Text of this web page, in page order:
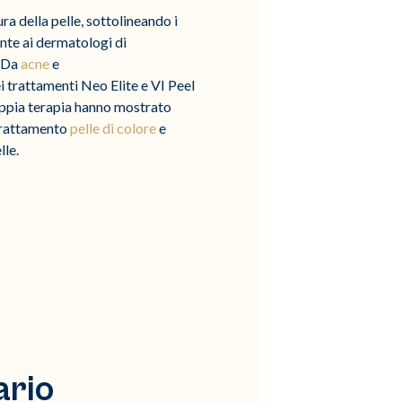
della pelle, sottolineando i
ai dermatologi di
acnee
Neo Elite e VI Peel
terapia hanno mostrato
pelle di coloree